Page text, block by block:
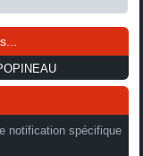
notification spécifique